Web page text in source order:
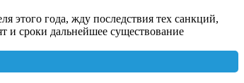
этого года, жду последствия тех санкций,
и сроки дальнейшее существование